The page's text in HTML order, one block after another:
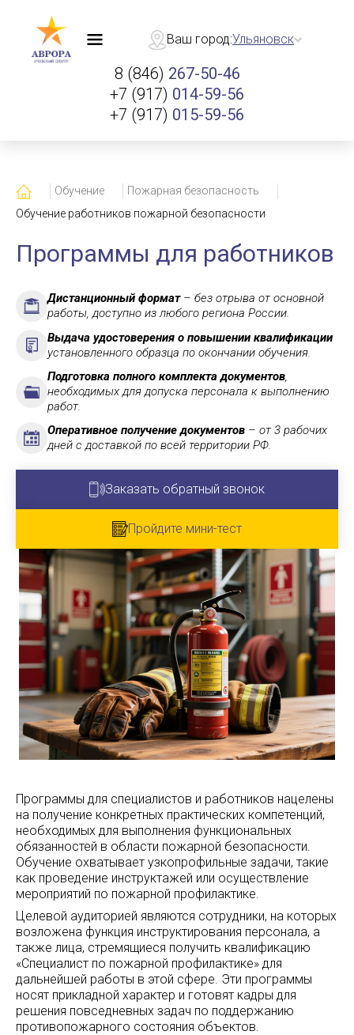
Ваш город:Ульяновск
8 (846) 267-50-46
+7 (917) 014-59-56
+7 (917) 015-59-56
ГлавнаяОбучение
Пожарная безопасность
Обучение работников пожарной безопасности
Программы для работников
Дистанционный формат– без отрыва от основной
работы, доступно из любого региона России.
Выдача удостоверения о повышении квалификации
установленного образца по окончании обучения.
Подготовка полного комплекта документов,
необходимых для допуска персонала к выполнению
работ.
Оперативное получение документов – от 3 рабочих
дней с доставкой по всей территории РФ.
Заказать обратный звонок
Пройдите мини-тест
Программы для специалистов и работников нацелены
на получение конкретных практических компетенций,
необходимых для выполнения функциональных
обязанностей в области пожарной безопасности.
Обучение охватывает узкопрофильные задачи, такие
как проведение инструктажей или осуществление
мероприятий по пожарной профилактике.
Целевой аудиторией являются сотрудники, на которых
возложена функция инструктирования персонала, а
также лица, стремящиеся получить квалификацию
«Специалист по пожарной профилактике» для
дальнейшей работы в этой сфере. Эти программы
носят прикладной характер и готовят кадры для
решения повседневных задач по поддержанию
противопожарного состояния объектов.